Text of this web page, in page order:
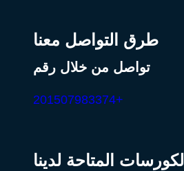
طرق التواصل معنا
تواصل من خلال رقم
+201507983374
الكورسات المتاحة لدينا